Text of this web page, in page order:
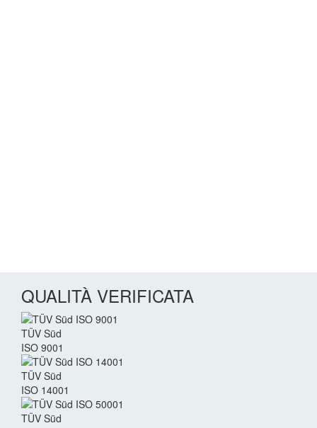
QUALITÀ VERIFICATA
TÜV Süd
ISO 9001
TÜV Süd
ISO 14001
TÜV Süd